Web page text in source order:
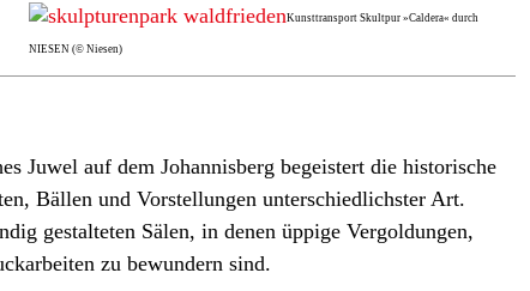
Kunsttransport Skultpur »Caldera« durch
NIESEN (© Niesen)
Juwel auf dem Johannisberg begeistert die historische
Bällen und Vorstellungen unterschiedlichster Art.
gestalteten Sälen, in denen üppige Vergoldungen,
zu bewundern sind.